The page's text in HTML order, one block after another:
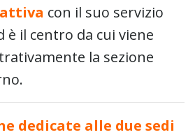
con il suo servizio
è il centro da cui viene
la sezione
dedicate alle due sedi